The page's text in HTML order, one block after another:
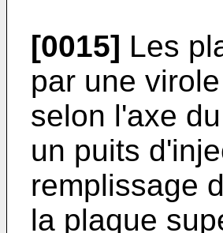
[0015] Les
par une
selon l'axe
un puits
remplissage
la plaque